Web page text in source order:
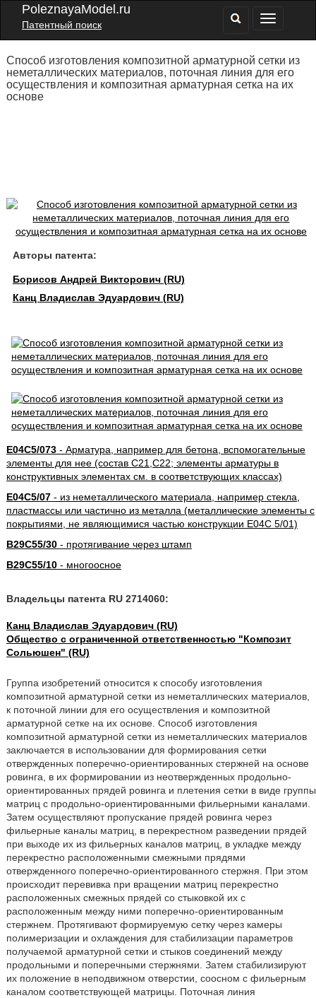
PoleznayaModel.ru
Патентный поиск
Способ изготовления композитной арматурной сетки из
неметаллических материалов, поточная линия для его
осуществления и композитная арматурная сетка на их
основе
Авторы патента:
Борисов Андрей Викторович (RU)
Канц Владислав Эдуардович (RU)
E04C5/073- Арматура, например для бетона, вспомогательные
элементы для нее (состав C21,C22; элементы арматуры в
конструктивных элементах см. в соответствующих классах)
E04C5/07- из неметаллического материала, например стекла,
пластмассы или частично из металла (металлические элементы с
покрытиями, не являющимися частью конструкции E04C 5/01)
B29C55/30- протягивание через штамп
B29C55/10- многоосное
Владельцы патента RU 2714060:
Канц Владислав Эдуардович (RU)
Общество с ограниченной ответственностью "Композит
Сольюшен" (RU)
Группа изобретений относится к способу изготовления
композитной арматурной сетки из неметаллических материалов,
к поточной линии для его осуществления и композитной
арматурной сетке на их основе. Способ изготовления
композитной арматурной сетки из неметаллических материалов
заключается в использовании для формирования сетки
отвержденных поперечно-ориентированных стержней на основе
ровинга, в их формировании из неотвержденных продольно-
ориентированных прядей ровинга и плетения сетки в виде группы
матриц с продольно-ориентированными фильерными каналами.
Затем осуществляют пропускание прядей ровинга через
фильерные каналы матриц, в перекрестном разведении прядей
при выходе их из фильерных каналов матриц, в укладке между
перекрестно расположенными смежными прядями
отвержденного поперечно-ориентированного стержня. При этом
происходит перевивка при вращении матриц перекрестно
расположенных смежных прядей со стыковкой их с
расположенным между ними поперечно-ориентированным
стержнем. Протягивают формируемую сетку через камеры
полимеризации и охлаждения для стабилизации параметров
получаемой арматурной сетки и стыков соединений между
продольными и поперечными стержнями. Затем стабилизируют
их положение в неподвижном отверстии, соосном с фильерным
каналом соответствующей матрицы. Поточная линия